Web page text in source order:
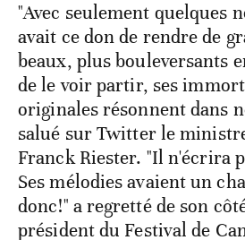
"Avec seulement quelques
avait ce don de rendre de
beaux, plus bouleversants
de le voir partir, ses
originales résonnent dans
salué sur Twitter le
Franck Riester. "Il n'écrira
Ses mélodies avaient un
donc!" a regretté de son
président du Festival de